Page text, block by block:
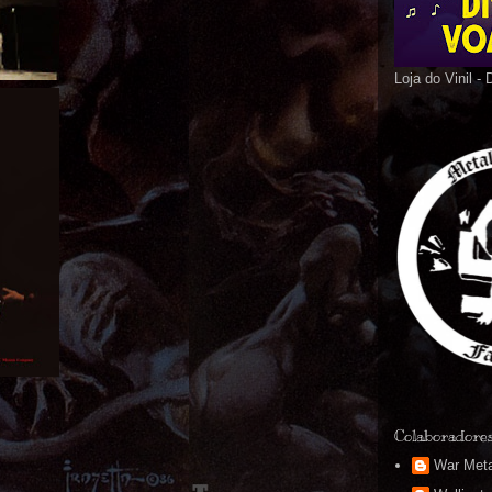
Loja do Vinil -
War